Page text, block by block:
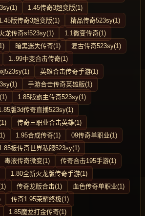
1.45传奇3超变版(1)
版传奇3超变版(1)
精品传奇523sy(1)
龙传奇sf523sy(1)
1.1微变传奇(1)
暗黑迷失传奇(1)
复古传奇523sy(1)
1..99中变合击传奇(1)
523sy(1)
英雄合击传奇手游(1)
手游合击传奇英雄版(1)
1.85版霸主传奇523sy(1)
版3d传奇直播523sy(1)
传奇三职业合击英雄(1)
1.95合成传奇(1)
09传奇单职业(1)
板传奇世界私服523sy(1)
毒液传奇微变(1)
传奇合击195手游(1)
1.80全新火龙版传奇手游(1)
传奇龙版合击(1)
血色传奇单职业(1)
传奇1.95荣耀终极(1)
1.85魔龙打金传奇(1)